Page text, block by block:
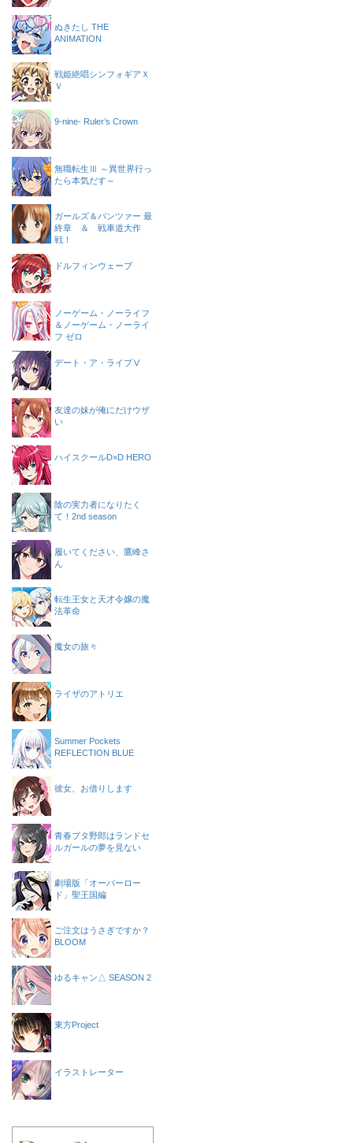
ぬきたし THE
ANIMATION
戦姫絶唱シンフォギアＸ
Ｖ
9-nine- Ruler’s Crown
無職転生Ⅲ ～異世界行っ
たら本気だす～
ガールズ＆パンツァー 最
終章 ＆ 戦車道大作
戦！
ドルフィンウェーブ
ノーゲーム・ノーライフ
＆ノーゲーム・ノーライ
フ ゼロ
デート・ア・ライブⅤ
友達の妹が俺にだけウザ
い
ハイスクールD×D HERO
陰の実力者になりたく
て！2nd season
履いてください、鷹峰さ
ん
転生王女と天才令嬢の魔
法革命
魔女の旅々
ライザのアトリエ
Summer Pockets
REFLECTION BLUE
彼女、お借りします
青春ブタ野郎はランドセ
ルガールの夢を見ない
劇場版「オーバーロー
ド」聖王国編
ご注文はうさぎですか？
BLOOM
ゆるキャン△ SEASON 2
東方Project
イラストレーター